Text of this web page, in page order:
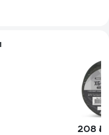
208 ₽